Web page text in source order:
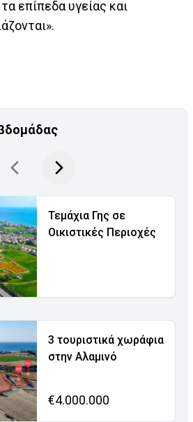
επίπεδα υγείας και
Τεμάχια Γης σε
Οικιστικές Περιοχές
3 τουριστικά χωράφια
στην Αλαμινό
€4.000.000